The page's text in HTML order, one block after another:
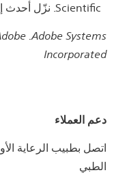
مطبوعات Adobe Reader .نزّل أحدث إصدار مجانًا .Scientific
Incorporated
دعم العملاء
الطبي